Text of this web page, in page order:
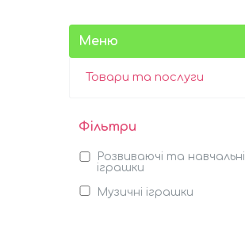
Товари та послуги
Фільтри
Розвиваючі та навчальні
іграшки
Музичні іграшки